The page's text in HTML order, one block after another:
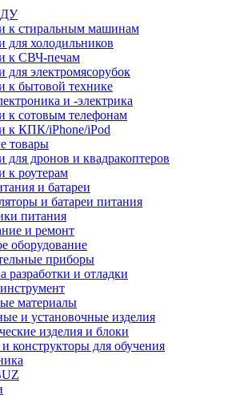
ДУ
к стиральным машинам
для холодильников
к СВЧ-печам
для электромясорубок
к бытовой технике
и -электрика
к сотовым телефонам
к КПК/iPhone/iPod
товары
для дронов и квадракоптеров
к роутерам
и батареи
и батареи питания
питания
и ремонт
оборудование
приборы
разработки и отладки
материалы
и установочные изделия
изделия и блоки
конструкторы для обучения